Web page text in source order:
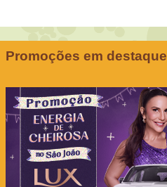
Promoções em destaque